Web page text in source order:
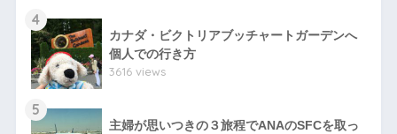
4
カナダ・ビクトリアブッチャートガーデンへ
個人での行き方
3616 views
5
主婦が思いつきの３旅程でANAのSFCを取っ